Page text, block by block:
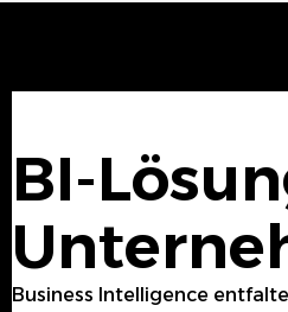
BI-
Business Intelligence